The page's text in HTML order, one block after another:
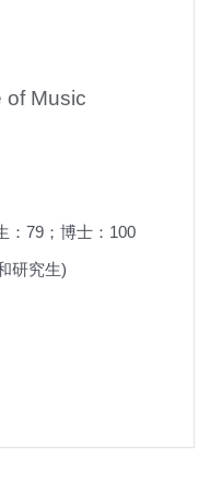
of Music
：79；博士：100
研究生)